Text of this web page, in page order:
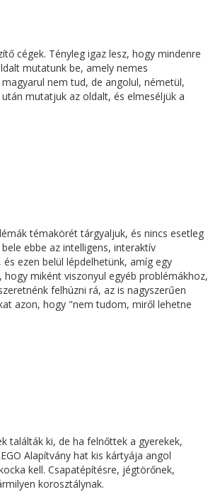
cégek. Tényleg igaz lesz, hogy mindenre
mutatunk be, amely nemes
nem tud, de angolul, németül,
mutatjuk az oldalt, és elmeséljük a
témakörét tárgyaljuk, és nincs esetleg
ebbe az intelligens, interaktív
ezen belül lépdelhetünk, amíg egy
miként viszonyul egyéb problémákhoz,
felhúzni rá, az is nagyszerűen
azon, hogy "nem tudom, miről lehetne
találták ki, de ha felnőttek a gyerekek,
Alapítvány hat kis kártyája angol
kell. Csapatépítésre, jégtörőnek,
korosztálynak.